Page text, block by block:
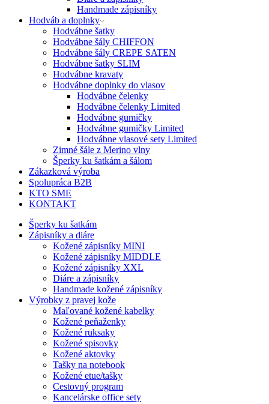
Handmade zápisníky
Hodváb a doplnky
Hodvábne šatky
Hodvábne šály CHIFFON
Hodvábne šály CREPE SATEN
Hodvábne šatky SLIM
Hodvábne kravaty
Hodvábne doplnky do vlasov
Hodvábne čelenky
Hodvábne čelenky Limited
Hodvábne gumičky
Hodvábne gumičky Limited
Hodvábne vlasové sety Limited
Zimné šále z Merino vlny
Šperky ku šatkám a šálom
Zákazková výroba
Spolupráca B2B
KTO SME
KONTAKT
Šperky ku šatkám
Zápisníky a diáre
Kožené zápisníky MINI
Kožené zápisníky MIDDLE
Kožené zápisníky XXL
Diáre a zápisníky
Handmade kožené zápisníky
Výrobky z pravej kože
Maľované kožené kabelky
Kožené peňaženky
Kožené ruksaky
Kožené spisovky
Kožené aktovky
Tašky na notebook
Kožené etue/tašky
Cestovný program
Kancelárske office sety